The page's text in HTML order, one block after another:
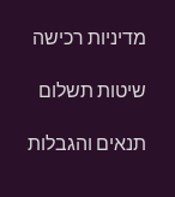
מדיניות רכישה
שיטות תשלום
תנאים והגבלות